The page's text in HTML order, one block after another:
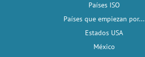
Países ISO
Países que empiezan por...
Estados USA
México